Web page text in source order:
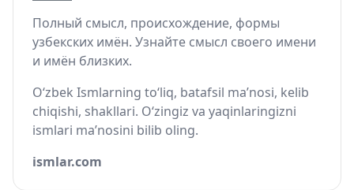
Полный смысл, происхождение, формы
узбекских имён. Узнайте смысл своего имени
и имён близких.
O‘zbek Ismlarning to‘liq, batafsil ma’nosi, kelib
chiqishi, shakllari. O‘zingiz va yaqinlaringizni
ismlari ma’nosini bilib oling.
ismlar.com